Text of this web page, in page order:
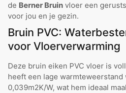
de Berner Bruin vloer een
voor jou en je gezin.
Bruin PVC:
voor Vloerverwarming
Deze bruin eiken PVC vloer is
heeft een lage warmteweerstand
0,039m2K/W, wat hem ideaal